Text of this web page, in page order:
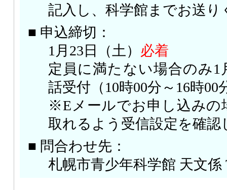
記入し、科学館までお送り
■ 申込締切：
1月23日（土） 必着
定員に満たない場合のみ1
話受付（10時00分～16時00
※Eメールでお申し込みの
取れるよう受信設定を確認
■ 問合わせ先：
札幌市青少年科学館 天文係